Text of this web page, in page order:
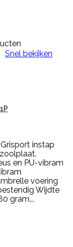
Snel bekijken
instap
en PU-vibram
voering
Wijdte
gram...